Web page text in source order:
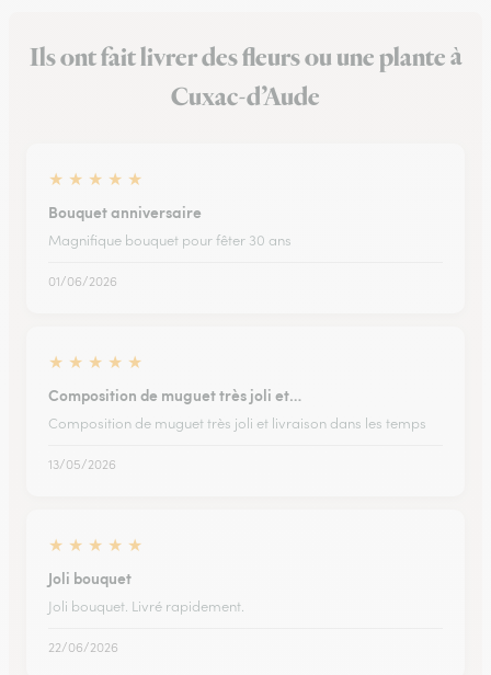
Ils ont fait livrer des fleurs ou une plante à
Cuxac-d’Aude
★ ★ ★ ★ ★
Bouquet anniversaire
Magnifique bouquet pour fêter 30 ans
01/06/2026
★ ★ ★ ★ ★
Composition de muguet très joli et…
Composition de muguet très joli et livraison dans les temps
13/05/2026
★ ★ ★ ★ ★
Joli bouquet
Joli bouquet. Livré rapidement.
22/06/2026